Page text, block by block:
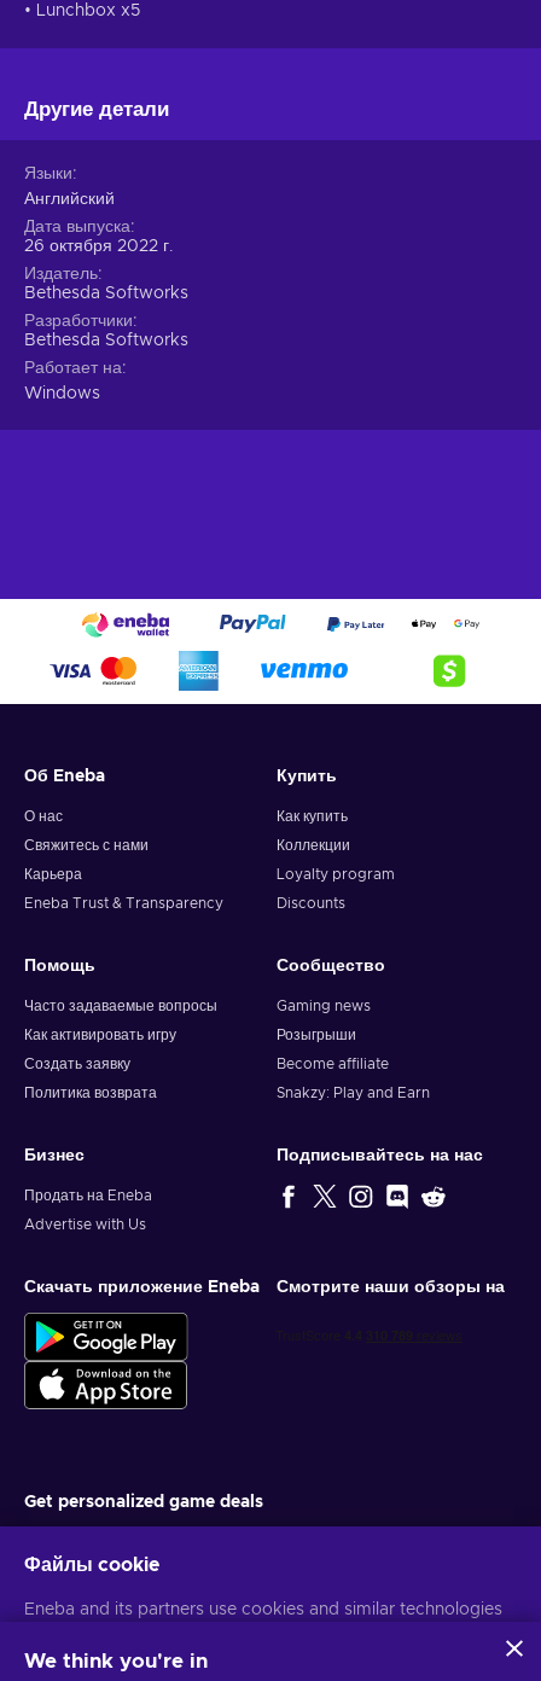
• Lunchbox x5
Другие детали
Языки
Английский
Дата выпуска
26 октября 2022 г.
Издатель
Bethesda Softworks
Разработчики
Bethesda Softworks
Работает на
Windows
Об Eneba
О нас
Свяжитесь с нами
Карьера
Eneba Trust & Transparency
Купить
Как купить
Коллекции
Loyalty program
Discounts
Помощь
Часто задаваемые вопросы
Как активировать игру
Создать заявку
Политика возврата
Сообщество
Gaming news
Розыгрыши
Become affiliate
Snakzy: Play and Earn
Бизнес
Продать на Eneba
Advertise with Us
Подписывайтесь на нас
Скачать приложение Eneba Смотрите наши обзоры на
Get personalized game deals
information
Файлы cookie
Eneba and its partners use cookies and similar technologies
website. We use this information to enhance content,
We think you're in